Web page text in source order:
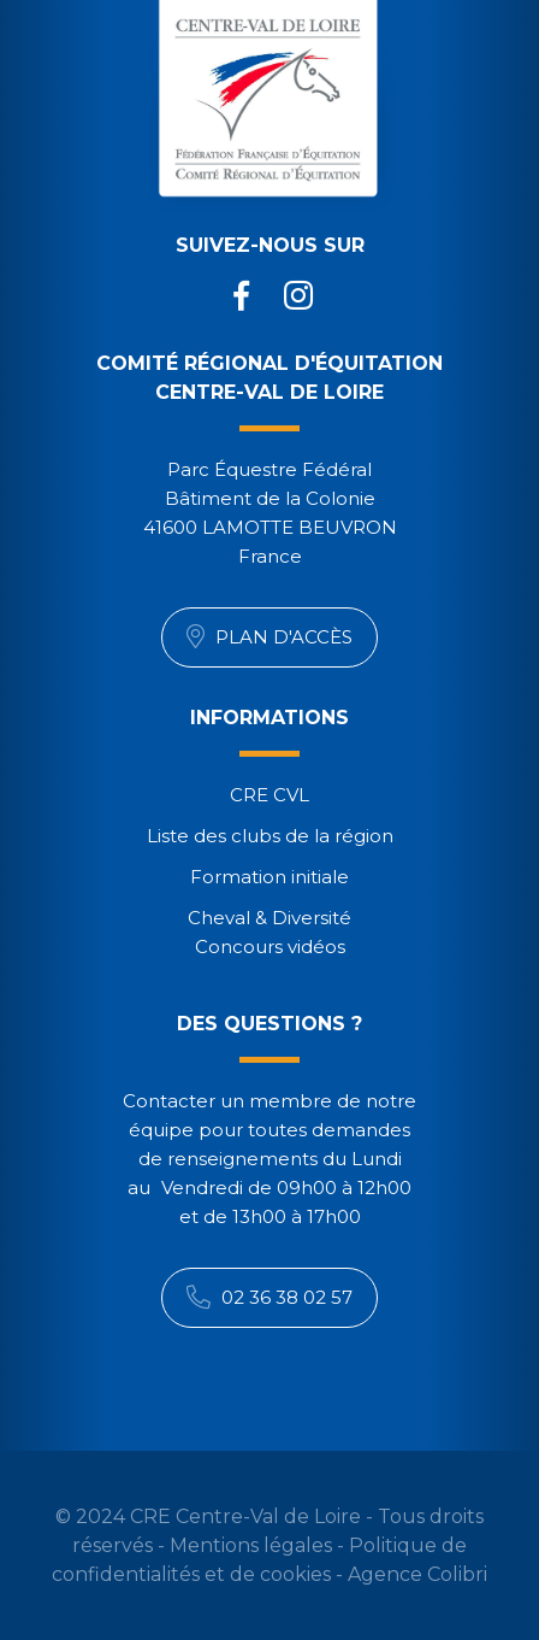
SUIVEZ-NOUS SUR
COMITÉ RÉGIONAL D'ÉQUITATION
CENTRE-VAL DE LOIRE
Parc Équestre Fédéral
Bâtiment de la Colonie
41600 LAMOTTE BEUVRON
France
PLAN D'ACCÈS
INFORMATIONS
CRE CVL
Liste des clubs de la région
Formation initiale
Cheval & Diversité
Concours vidéos
DES QUESTIONS ?
Contacter un membre de notre
équipe pour toutes demandes
de renseignements du Lundi
au Vendredi de 09h00 à 12h00
et de 13h00 à 17h00
02 36 38 02 57
© 2024 CRE Centre-Val de Loire - Tous droits
réservés - Mentions légales - Politique de
confidentialités et de cookies - Agence Colibri